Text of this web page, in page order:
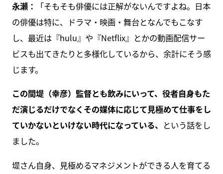
永瀬：
「そもそも俳優には正解がないんですよね。日本
の俳優は特に、ドラマ・映画・舞台となんでもこなす
し、最近は『hulu』や『Netflix』とかの動画配信サー
ビスも出てきたりと多様化しているから、余計にそう感
じます。
この間堤（幸彦）監督とも飲みにいって、役者自身もた
だ演じるだけでなくその媒体に応じて見極めて仕事をし
ていかないといけない時代になっている、 という話をし
ました。
堤さん自身、見極めるマネジメントができる人を育てる